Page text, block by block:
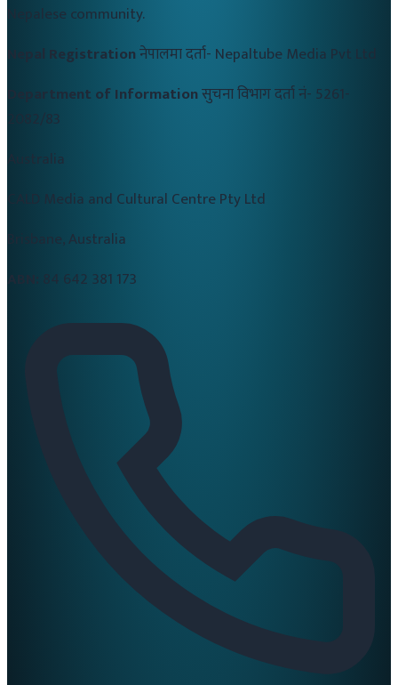
Nepalese community.
Nepal Registrationनेपालमा दर्ता- Nepaltube Media Pvt Ltd
Department of Informationसुचना विभाग दर्ता नं- 5261-
2082/83
Australia
CALD Media and Cultural Centre Pty Ltd
Brisbane, Australia
84 642 381 173